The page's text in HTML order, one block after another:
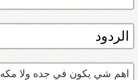
الردود
اهم شي يكون في جده ولا مكه